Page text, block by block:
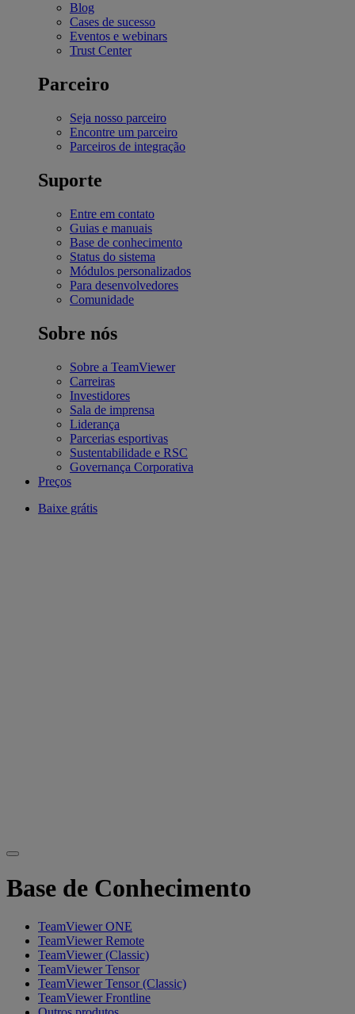
Blog
Cases de sucesso
Eventos e webinars
Trust Center
Parceiro
Seja nosso parceiro
Encontre um parceiro
Parceiros de integração
Suporte
Entre em contato
Guias e manuais
Base de conhecimento
Status do sistema
Módulos personalizados
Para desenvolvedores
Comunidade
Sobre nós
Sobre a TeamViewer
Carreiras
Investidores
Sala de imprensa
Liderança
Parcerias esportivas
Sustentabilidade e RSC
Governança Corporativa
Preços
Baixe grátis
Base de Conhecimento
TeamViewer ONE
TeamViewer Remote
TeamViewer (Classic)
TeamViewer Tensor
TeamViewer Tensor (Classic)
TeamViewer Frontline